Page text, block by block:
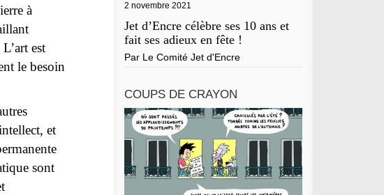
à
est
le besoin
et
sont
2 novembre 2021
Jet d’Encre célèbre ses 10 ans et
fait ses adieux en fête !
Par Le Comité Jet d'Encre
COUPS DE CRAYON